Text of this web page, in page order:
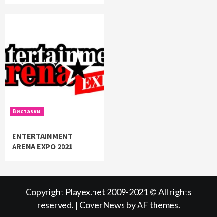
Виставки
ENTERTAINMENT
ARENA EXPO 2021
Copyright Playex.net 2009-2021 © All rights
reserved. | CoverNews by AF themes.